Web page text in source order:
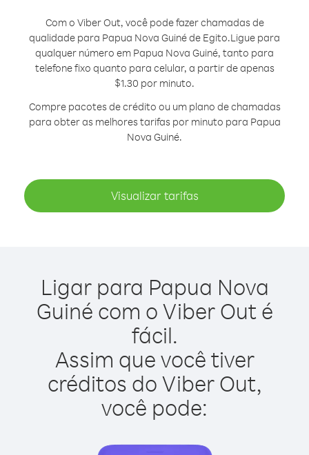
Com o Viber Out, você pode fazer chamadas de
qualidade para Papua Nova Guiné de Egito.Ligue para
qualquer número em Papua Nova Guiné, tanto para
telefone fixo quanto para celular, a partir de apenas
$1.30 por minuto.
Compre pacotes de crédito ou um plano de chamadas
para obter as melhores tarifas por minuto para Papua
Nova Guiné.
Visualizar tarifas
Ligar para Papua Nova
Guiné com o Viber Out é
fácil.
Assim que você tiver
créditos do Viber Out,
você pode: